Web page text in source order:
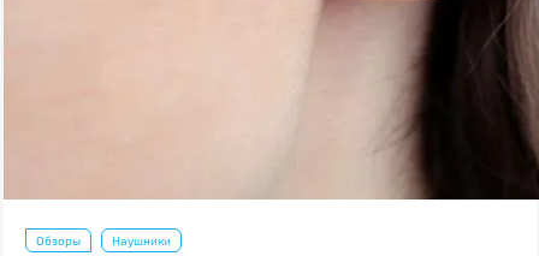
Обзоры Наушники